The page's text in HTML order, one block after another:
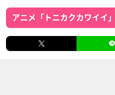
アニメ「トニカクカワイイ